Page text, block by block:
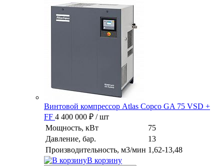
Винтовой компрессор Atlas Copco GA 75 VSD +
FF 4 400 000 ₽ / шт
Мощность, кВт
75
Давление, бар.
13
Производительность, м3/мин 1,62-13,48
В корзину